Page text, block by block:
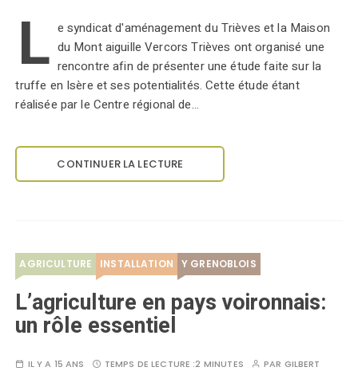
L e syndicat d'aménagement du Trièves et la Maison
du Mont aiguille Vercors Trièves ont organisé une
rencontre afin de présenter une étude faite sur la
truffe en Isère et ses potentialités. Cette étude étant
réalisée par le Centre régional de…
CONTINUER LA LECTURE
AGRICULTURE INSTALLATION Y GRENOBLOIS
L’agriculture en pays voironnais:
un rôle essentiel
IL Y A 15 ANS TEMPS DE LECTURE :2 MINUTES PAR GILBERT